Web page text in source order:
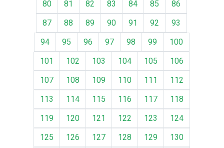
80
81 82 83 84 85
86
87
88 89 90 91 92
93
94
95 96 97 98 99
100
101
102 103 104 105
106
107
108 109 110 111
112
113
114 115 116 117
118
119
120 121 122 123
124
125
126 127 128 129
130